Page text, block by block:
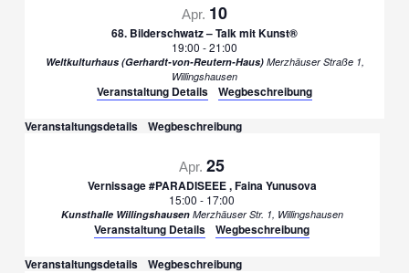
Apr. 10
68. Bilderschwatz – Talk mit Kunst®
19:00 -21:00
Weltkulturhaus (Gerhardt-von-Reutern-Haus) Merzhäuser Straße 1,
Willingshausen
Veranstaltung Details Wegbeschreibung
Veranstaltungsdetails Wegbeschreibung
Apr.25
Vernissage #PARADISEEE , Faina Yunusova
15:00- 17:00
Kunsthalle Willingshausen Merzhäuser Str. 1, Willingshausen
Veranstaltung Details Wegbeschreibung
Veranstaltungsdetails Wegbeschreibung